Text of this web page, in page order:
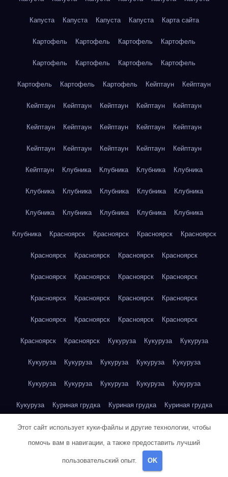
Капуста Капуста Капуста Капуста Карта сайта
Картофель Картофель Картофель Картофель
Картофель Картофель Картофель Картофель
Картофель Картофель Картофель Кейптаун Кейптаун
Кейптаун Кейптаун Кейптаун Кейптаун Кейптаун
Кейптаун Кейптаун Кейптаун Кейптаун Кейптаун
Кейптаун Кейптаун Кейптаун Кейптаун Кейптаун
Кейптаун Клубника Клубника Клубника Клубника
Клубника Клубника Клубника Клубника Клубника
Клубника Клубника Клубника Клубника Клубника
Клубника Красноярск Красноярск Красноярск Красноярск
Красноярск Красноярск Красноярск Красноярск
Красноярск Красноярск Красноярск Красноярск
Красноярск Красноярск Красноярск Красноярск
Красноярск Красноярск Красноярск Красноярск
Красноярск Красноярск Кукуруза Кукуруза Кукуруза
Кукуруза Кукуруза Кукуруза Кукуруза Кукуруза
Кукуруза Кукуруза Кукуруза Кукуруза Кукуруза
Кукуруза Куриная грудка Куриная грудка Куриная грудка
Куриная грудка Куриная грудка Куриная грудка
Куриная грудка Куриная грудка
Куриная грудка
Этот сайт использует куки-файлы и другие технологии, чтобы
помочь вам в навигации, а также предоставить лучший
пользовательский опыт. OK